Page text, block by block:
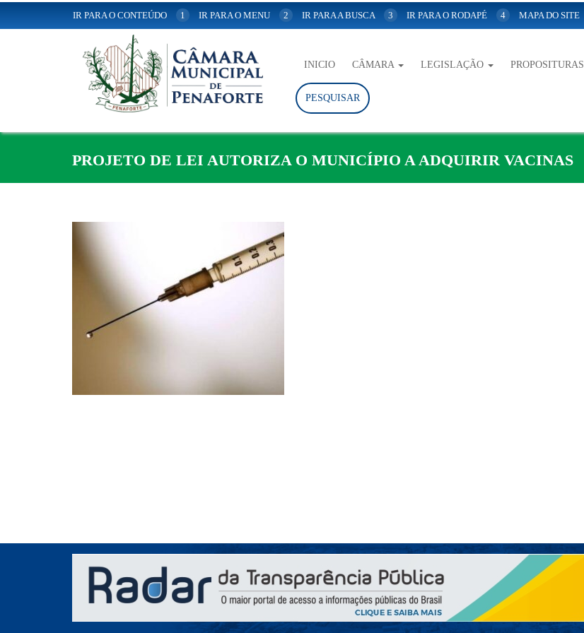
IR PARA O CONTEÚDO 1 IR PARA O MENU 2 IR PARA A BUSCA 3 IR PARA O RODAPÉ 4 MAPA DO SITE
INICIO CÂMARA LEGISLAÇÃO PROPOSITURAS
PESQUISAR
PROJETO DE LEI AUTORIZA O MUNICÍPIO A ADQUIRIR VACINAS